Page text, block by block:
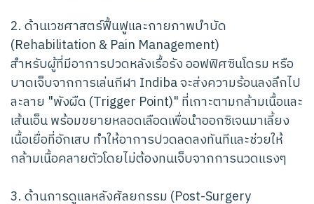
2. ด้านเวชศาสตร์ฟื้นฟูและกายภาพบำบัด
(Rehabilitation & Pain Management)
สำหรับผู้ที่มีอาการปวดหลังเรื้อรัง ออฟฟิศซินโดรม หรือ
บาดเจ็บจากการเล่นกีฬา Indiba จะส่งความร้อนลงลึกไป
ละลาย "พังผืด (Trigger Point)" ที่เกาะตามกล้ามเนื้อและ
เส้นเอ็น พร้อมขยายหลอดเลือดเพื่อนำออกซิเจนมาเลี้ยง
เนื้อเยื่อที่อักเสบ ทำให้อาการปวดลดลงทันทีและช่วยให้
กล้ามเนื้อคลายตัวโดยไม่ต้องทนเจ็บจากการนวดแรงๆ
3. ด้านการดูแลหลังศัลยกรรม (Post-Surgery